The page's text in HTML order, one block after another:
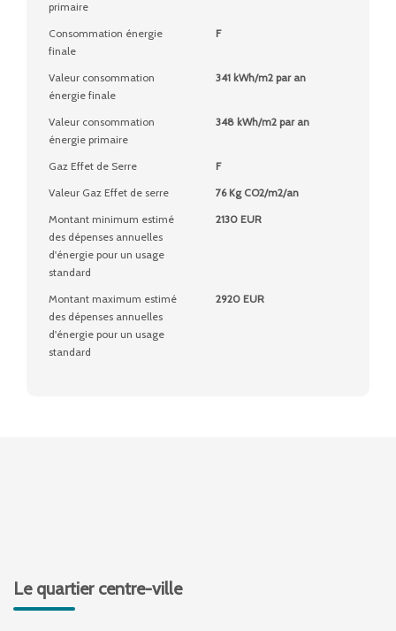
primaire
Consommation énergie
finale
F
Valeur consommation
énergie finale
341 kWh/m2 par an
Valeur consommation
énergie primaire
348 kWh/m2 par an
Gaz Effet de Serre
F
Valeur Gaz Effet de serre
76 Kg CO2/m2/an
Montant minimum estimé
des dépenses annuelles
d'énergie pour un usage
standard
2130 EUR
Montant maximum estimé
des dépenses annuelles
d'énergie pour un usage
standard
2920 EUR
Le quartier centre-ville